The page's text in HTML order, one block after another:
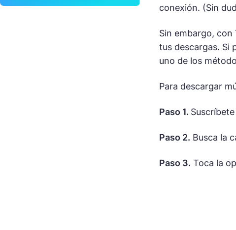
conexión. (Sin
Sin embargo,
tus descargas. Si
uno de los
Para descargar
Paso 1.
Paso 2. Busca la
Paso 3. Toca la